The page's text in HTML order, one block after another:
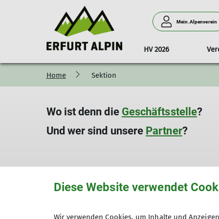
Mein.Alpenverein
HV 2026
VorstandJahreskalender
Touren 2026 Touren
Ausleihe
Ausleihe Literatur
Home Sektion
Wo ist denn die Geschäftsstelle?
Und wer sind unsere Partner?
Diese Website verwendet
Wir verwenden Cookies, um Inhalte und